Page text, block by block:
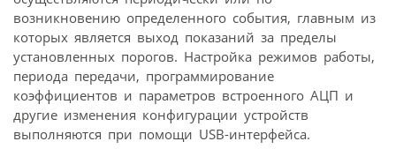
возникновению определенного события, главным из
которых является выход показаний за пределы
установленных порогов. Настройка режимов работы,
периода передачи, программирование
коэффициентов и параметров встроенного АЦП и
другие изменения конфигурации устройств
выполняются при помощи USB-интерфейса.